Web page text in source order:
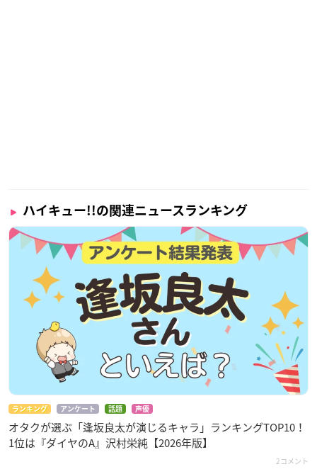
ハイキュー!!の関連ニュースランキング
ランキング アンケート 話題 声優
オタクが選ぶ「逢坂良太が演じるキャラ」ランキングTOP10！
1位は『ダイヤのA』沢村栄純【2026年版】
2コメント